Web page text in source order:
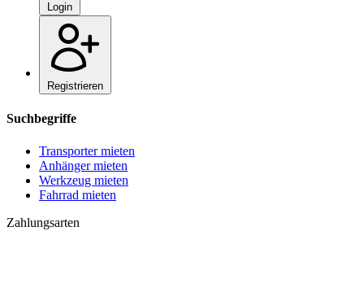
Login
Registrieren
Suchbegriffe
Transporter mieten
Anhänger mieten
Werkzeug mieten
Fahrrad mieten
Zahlungsarten